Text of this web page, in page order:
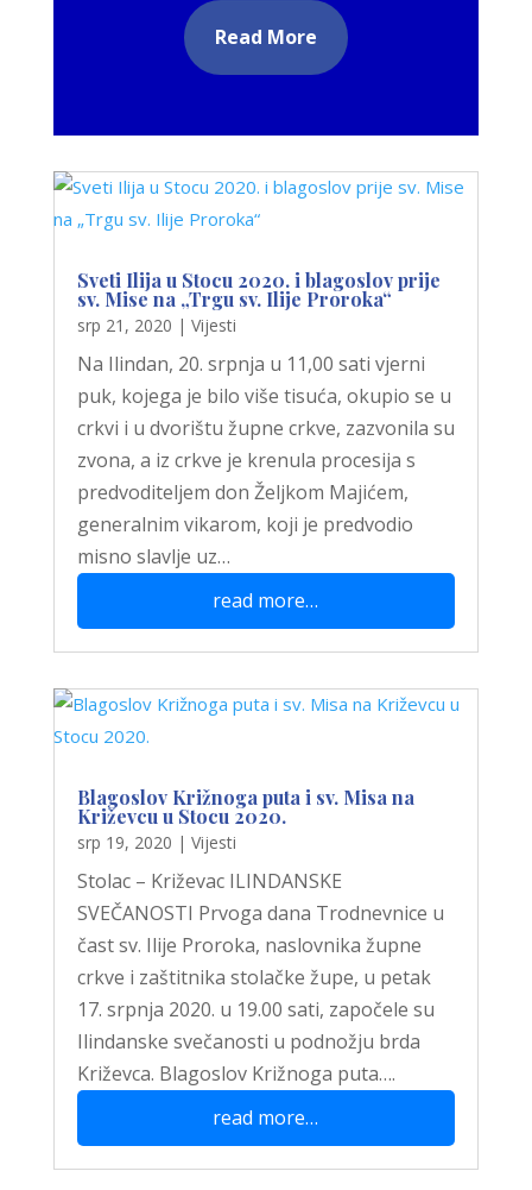
Read More
Sveti Ilija u Stocu 2020. i blagoslov prije
sv. Mise na „Trgu sv. Ilije Proroka“
srp 21, 2020 | Vijesti
Na Ilindan, 20. srpnja u 11,00 sati vjerni
puk, kojega je bilo više tisuća, okupio se u
crkvi i u dvorištu župne crkve, zazvonila su
zvona, a iz crkve je krenula procesija s
predvoditeljem don Željkom Majićem,
generalnim vikarom, koji je predvodio
misno slavlje uz…
read more…
Blagoslov Križnoga puta i sv. Misa na
Križevcu u Stocu 2020.
srp 19, 2020 | Vijesti
Stolac – Križevac ILINDANSKE
SVEČANOSTI Prvoga dana Trodnevnice u
čast sv. Ilije Proroka, naslovnika župne
crkve i zaštitnika stolačke župe, u petak
17. srpnja 2020. u 19.00 sati, započele su
Ilindanske svečanosti u podnožju brda
Križevca. Blagoslov Križnoga puta….
read more…